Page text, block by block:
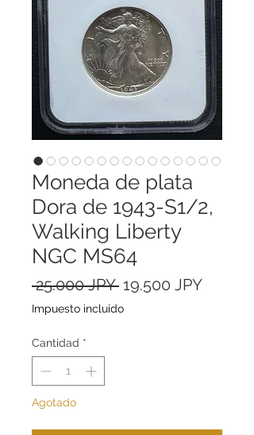
Moneda de plata
Dora de 1943-S1/2,
Walking Liberty
NGC MS64
25.000 JPY Precio
19.500 JPYPrecio
Impuesto incluido
Cantidad *
Agotado